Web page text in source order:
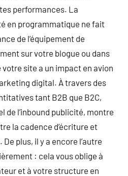
performances. La
en programmatique ne fait
de l’équipement de
sur votre blogue ou dans
site a un impact en avion
digital. À travers des
tant B2B que B2C,
de l’inbound publicité, montre
la cadence d’écriture et
plus, il y a encore l’autre
: cela vous oblige à
et à votre structure en